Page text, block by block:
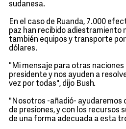
sudanesa.
En el caso de Ruanda, 7.000
paz han recibido adiestramiento
también equipos y transporte
dólares.
"Mi mensaje para otras naciones
presidente y nos ayuden a
vez por todas", dijo Bush.
"Nosotros -añadió- ayudaremos
de presiones, y con los recursos
de una forma adecuada a esta